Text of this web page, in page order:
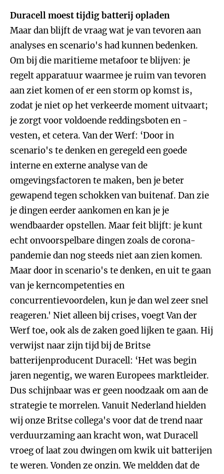
Duracell moest tijdig batterij opladen
Maar dan blijft de vraag wat je van tevoren aan
analyses en scenario's had kunnen bedenken.
Om bij die maritieme metafoor te blijven: je
regelt apparatuur waarmee je ruim van tevoren
aan ziet komen of er een storm op komst is,
zodat je niet op het verkeerde moment uitvaart;
je zorgt voor voldoende reddingsboten en -
vesten, et cetera. Van der Werf: ‘Door in
scenario's te denken en geregeld een goede
interne en externe analyse van de
omgevingsfactoren te maken, ben je beter
gewapend tegen schokken van buitenaf. Dan zie
je dingen eerder aankomen en kan je je
wendbaarder opstellen. Maar feit blijft: je kunt
echt onvoorspelbare dingen zoals de corona-
pandemie dan nog steeds niet aan zien komen.
Maar door in scenario's te denken, en uit te gaan
van je kerncompetenties en
concurrentievoordelen, kun je dan wel zeer snel
reageren.' Niet alleen bij crises, voegt Van der
Werf toe, ook als de zaken goed lijken te gaan. Hij
verwijst naar zijn tijd bij de Britse
batterijenproducent Duracell: ‘Het was begin
jaren negentig, we waren Europees marktleider.
Dus schijnbaar was er geen noodzaak om aan de
strategie te morrelen. Vanuit Nederland hielden
wij onze Britse collega's voor dat de trend naar
verduurzaming aan kracht won, wat Duracell
vroeg of laat zou dwingen om kwik uit batterijen
te weren. Vonden ze onzin. We meldden dat de